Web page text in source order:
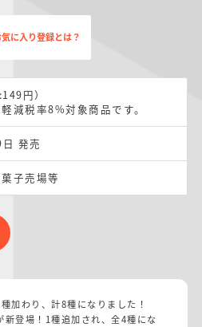
気に入り登録とは？
円）
減税率8%対象商品です。
発売
子売場等
加わり、計8種になりました！
新登場！1種追加され、全4種にな